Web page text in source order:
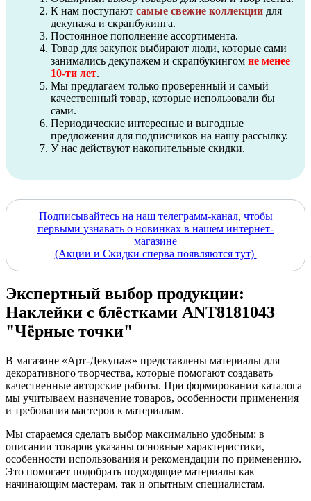
К нам поступают самые свежие коллекции для
декупажа и скрапбукинга.
Постоянное пополнение ассортимента.
Товар для закупок выбирают люди, которые сами
занимались декупажем и скрапбукингом не менее
10-ти лет.
Мы предлагаем только проверенный и самый
качественный товар, которые использовали бы
сами.
Периодические интересные и выгодные
предложения для подписчиков на нашу рассылку.
У нас действуют накопительные скидки.
Подписывайтесь на наш телеграмм-канал, чтобы
первыми узнавать о новинках в нашем интернет-
магазине
(Акции и Скидки сперва появляются тут)
Экспертный выбор продукции:
Наклейки с блёстками ANT8181043
"Чёрные точки"
В магазине «Арт-Декупаж» представлены материалы для
декоративного творчества, которые помогают создавать
качественные авторские работы. При формировании каталога
мы учитываем назначение товаров, особенности применения
и требования мастеров к материалам.
Мы стараемся сделать выбор максимально удобным: в
описании товаров указаны основные характеристики,
особенности использования и рекомендации по применению.
Это помогает подобрать подходящие материалы как
начинающим мастерам, так и опытным специалистам.